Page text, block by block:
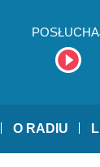
O RADIU